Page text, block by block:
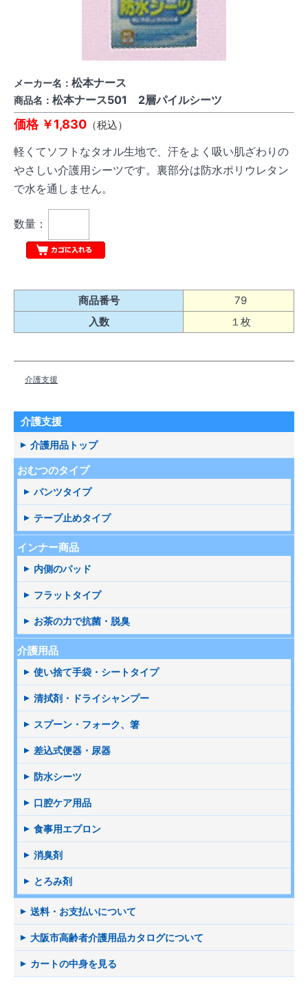
メーカー名： 松本ナース
商品名： 松本ナース501 2層パイルシーツ
価格 ￥1,830 （税込）
軽くてソフトなタオル生地で、汗をよく吸い肌ざわりの
やさしい介護用シーツです。裏部分は防水ポリウレタン
で水を通しません。
数量：
商品番号
79
入数
１枚
介護支援
介護支援
介護用品トップ
おむつのタイプ
パンツタイプ
テープ止めタイプ
インナー商品
内側のパッド
フラットタイプ
お茶の力で抗菌・脱臭
介護用品
使い捨て手袋・シートタイプ
清拭剤・ドライシャンプー
スプーン・フォーク、箸
差込式便器・尿器
防水シーツ
口腔ケア用品
食事用エプロン
消臭剤
とろみ剤
送料・お支払いについて
大阪市高齢者介護用品カタログについて
カートの中身を見る